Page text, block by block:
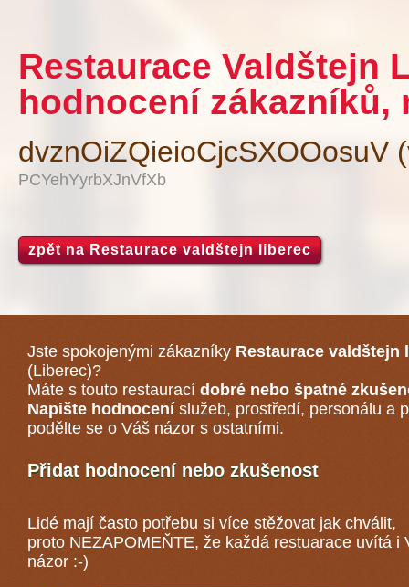
Restaurace Valdštejn
hodnocení zákazníků,
dvznOiZQieioCjcSXOOosuV
PCYehYyrbXJnVfXb
zpět na Restaurace valdštejn liberec
Jste spokojenými zákazníky Restaurace valdštejn
(Liberec)?
Máte s touto restaurací dobré nebo špatné
Napište hodnocení služeb, prostředí, personálu a
podělte se o Váš názor s ostatními.
Přidat hodnocení nebo zkušenost
Lidé mají často potřebu si více stěžovat jak chválit,
proto NEZAPOMEŇTE, že každá restuarace uvítá i
názor :-)